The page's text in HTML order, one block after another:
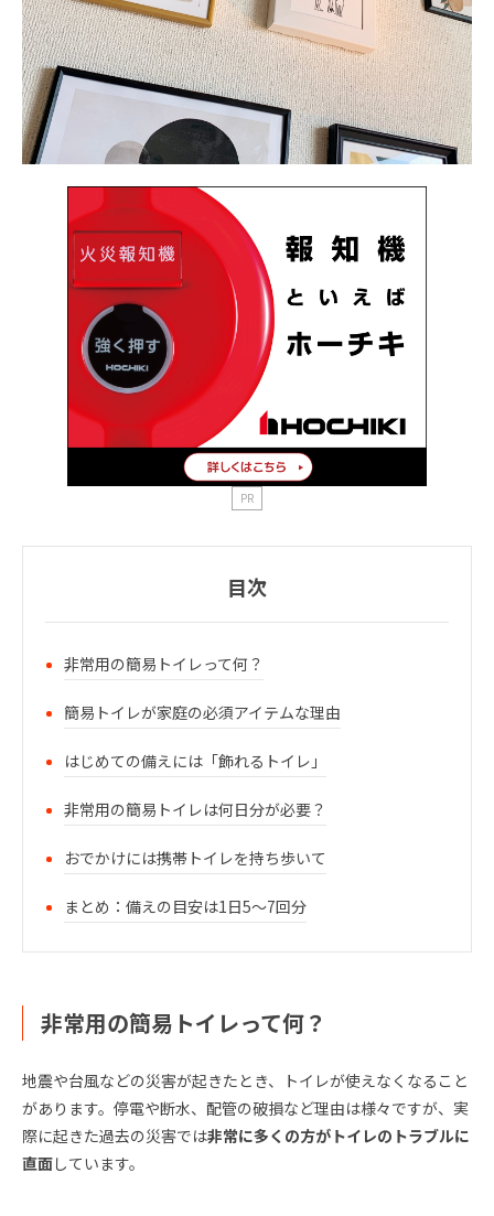
PR
目次
非常用の簡易トイレって何？
簡易トイレが家庭の必須アイテムな理由
はじめての備えには「飾れるトイレ」
非常用の簡易トイレは何日分が必要？
おでかけには携帯トイレを持ち歩いて
まとめ：備えの目安は1日5〜7回分
非常用の簡易トイレって何？
地震や台風などの災害が起きたとき、トイレが使えなくなること
があります。停電や断水、配管の破損など理由は様々ですが、実
際に起きた過去の災害では非常に多くの方がトイレのトラブルに
直面しています。